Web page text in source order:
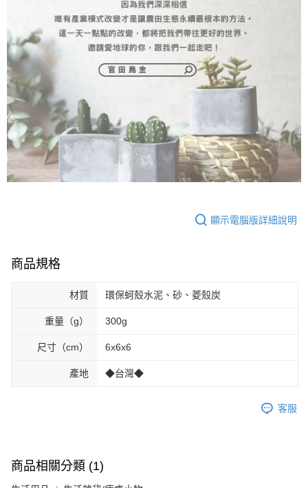
顯示電腦版詳細說明
商品規格
材質 環保蚵殼水泥、砂、菱殼炭
重量（g） 300g
尺寸（cm） 6x6x6
產地 ◆台灣◆
客服
商品相關分類 (1)